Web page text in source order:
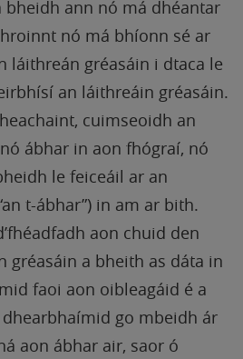
bheidh ann nó má dhéantar
nó má bhíonn sé ar
láithreán gréasáin i dtaca le
an láithreáin gréasáin.
cuimseoidh an
ábhar in aon fhógraí, nó
le feiceáil ar an
t-ábhar”) in am ar bith.
aon chuid den
gréasáin a bheith as dáta in
faoi aon oibleagáid é a
go mbeidh ár
aon ábhar air, saor ó